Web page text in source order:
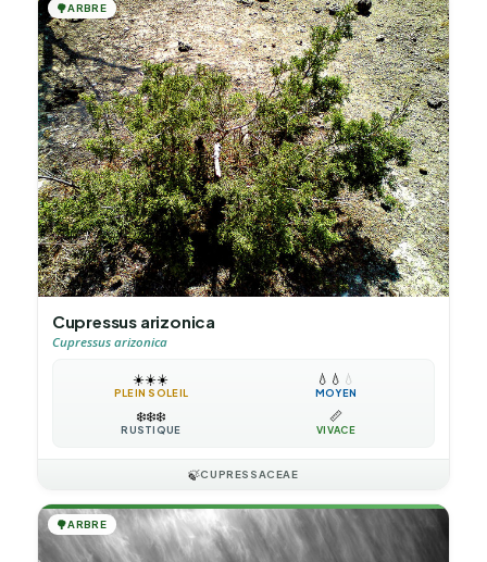
🌳ARBRE
Cupressus arizonica
Cupressus arizonica
☀️☀️☀️
PLEIN SOLEIL
💧 💧 💧
MOYEN
❄️❄️❄️
RUSTIQUE
📏
VIVACE
🍃CUPRESSACEAE
🌳ARBRE